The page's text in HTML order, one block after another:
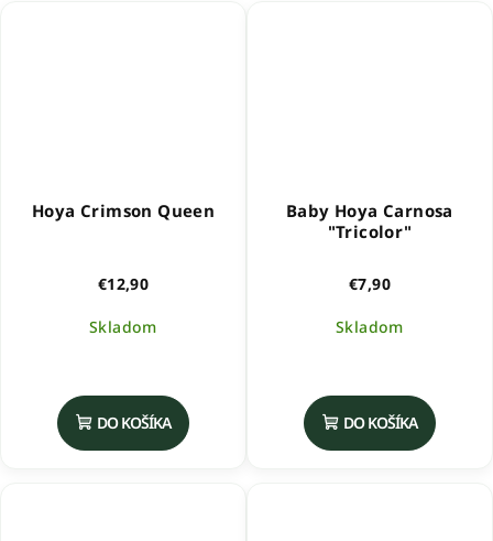
Hoya Crimson Queen
€12,90
Skladom
produktu
je
5,0
DO KOŠÍKA
Baby Hoya Carnosa
"Tricolor"
€7,90
Skladom
DO KOŠÍKA